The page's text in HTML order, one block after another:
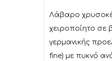
Λάβαρο
χειροποίητο σε
γερμανικής
fine) με πυκνό